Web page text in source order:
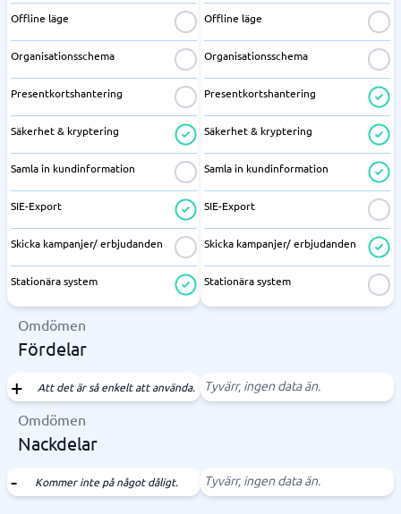
Offline läge
Organisationsschema
Presentkortshantering
Säkerhet & kryptering
Samla in kundinformation
SIE-Export
Skicka kampanjer/ erbjudanden
Stationära system
Offline läge
Organisationsschema
Presentkortshantering
Säkerhet & kryptering
Samla in kundinformation
SIE-Export
Skicka kampanjer/ erbjudanden
Stationära system
Omdömen
Fördelar
Att det är så enkelt att använda.
Tyvärr, ingen data än.
Omdömen
Nackdelar
Kommer inte på något dåligt. Tyvärr, ingen data än.